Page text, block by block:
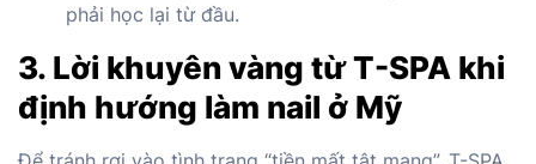
phải học lại từ đầu.
3. Lời khuyên vàng từ T-SPA khi
định hướng làm nail ở Mỹ